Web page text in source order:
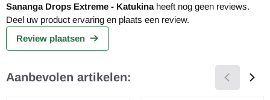
Sananga Drops Extreme - Katukina heeft nog geen reviews.
Deel uw product ervaring en plaats een review.
Review plaatsen
Aanbevolen artikelen: